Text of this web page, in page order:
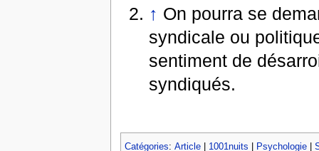
↑ On pourra se
syndicale ou
sentiment de
syndiqués.
Catégories: Article| 1001nuits Psychologie|